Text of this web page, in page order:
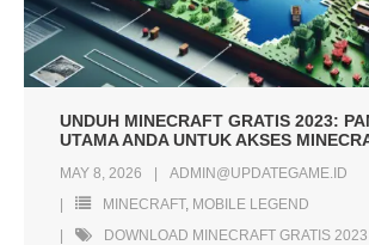
UNDUH MINECRAFT GRATIS 2023:
UTAMA ANDA UNTUK AKSES
MAY 8, 2026
ADMIN@UPDATEGAME.ID
MINECRAFT, MOBILE LEGEND
DOWNLOAD MINECRAFT GRATIS 2023